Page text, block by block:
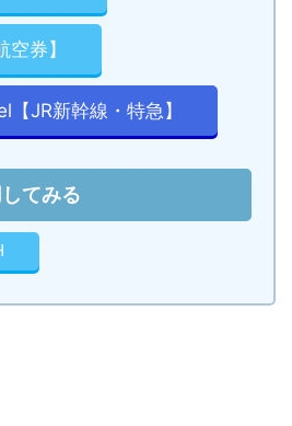
券】
JR新幹線・特急】
てみる